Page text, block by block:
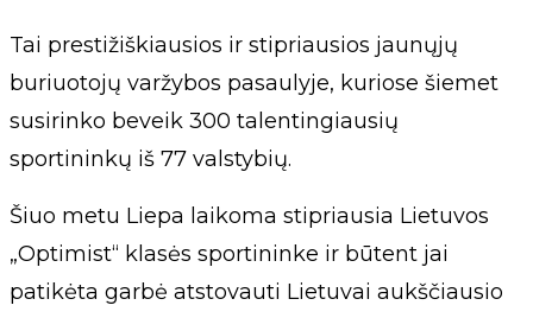
Tai prestižiškiausios ir stipriausios jaunųjų
buriuotojų varžybos pasaulyje, kuriose šiemet
susirinko beveik 300 talentingiausių
sportininkų iš 77 valstybių.
Šiuo metu Liepa laikoma stipriausia Lietuvos
„Optimist“ klasės sportininke ir būtent jai
patikėta garbė atstovauti Lietuvai aukščiausio